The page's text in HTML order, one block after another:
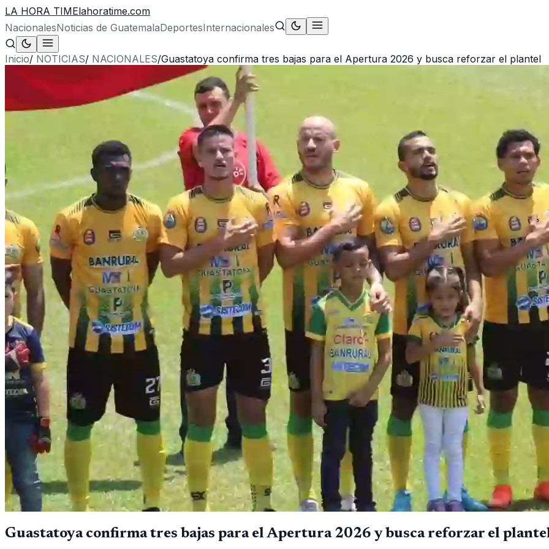
LA HORA TIMElahoratime.com
NacionalesNoticias de GuatemalaDeportesInternacionales
Inicio/ NOTICIAS/ NACIONALES/Guastatoya confirma tres bajas para el Apertura 2026 y busca reforzar el plantel
Guastatoya confirma tres bajas para el Apertura 2026 y busca reforzar el